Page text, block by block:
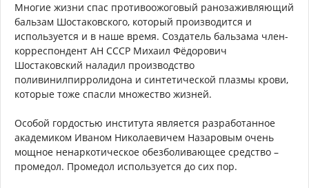
Многие жизни спас противоожоговый ранозаживляющий
бальзам Шостаковского, который производится и
используется и в наше время. Создатель бальзама член-
корреспондент АН СССР Михаил Фёдорович
Шостаковский наладил производство
поливинилпирролидона и синтетической плазмы крови,
которые тоже спасли множество жизней.
Особой гордостью института является разработанное
академиком Иваном Николаевичем Назаровым очень
мощное ненаркотическое обезболивающее средство –
промедол. Промедол используется до сих пор.